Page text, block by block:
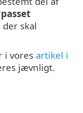
skal
i vores artikel i
jævnligt.